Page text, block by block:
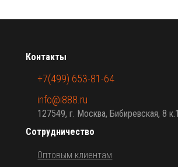
Сотрудничество
Оптовым клиентам
Контакты
+7(499) 653-81-64
info@i888.ru
127549, г. Москва, Бибиревская, 8 к.1